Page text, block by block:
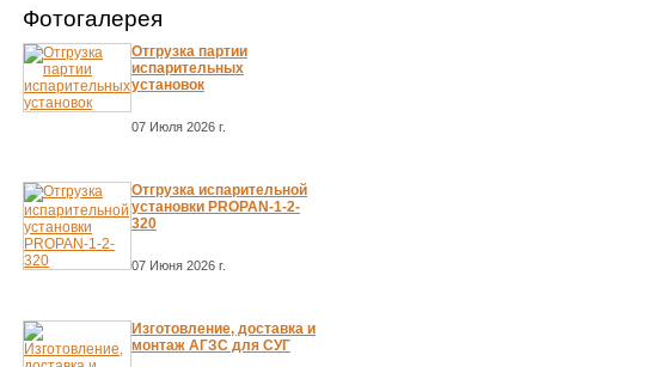
Фотогалерея
Отгрузка партии
испарительных
установок
07 Июля 2026 г.
Отгрузка испарительной
установки PROPAN-1-2-
320
07 Июня 2026 г.
Изготовление, доставка и
монтаж АГЗС для СУГ